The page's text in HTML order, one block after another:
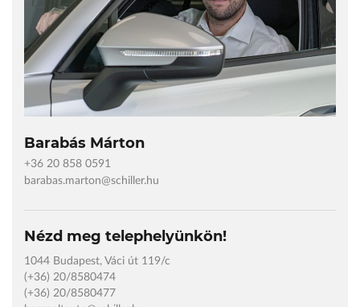
Barabás Márton
+36 20 858 0591
barabas.marton@schiller.hu
Nézd meg telephelyünkön!
1044 Budapest, Váci út 119/c
(+36) 20/8580474
(+36) 20/8580477